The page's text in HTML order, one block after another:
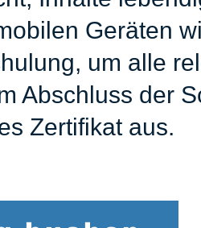
Geräten
um alle
Abschluss der
Zertifikat aus.